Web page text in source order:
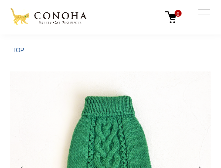
0
TOP